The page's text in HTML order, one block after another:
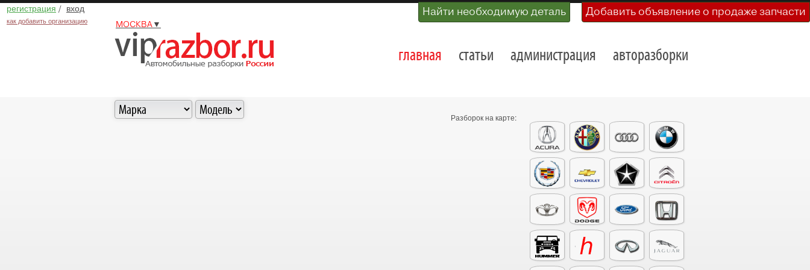
регистрация / вход
как добавить организацию
Найти необходимую деталь Добавить объявление о продаже запчасти
МОСКВА▼
главная статьи администрация авторазборки
Разборок на карте: